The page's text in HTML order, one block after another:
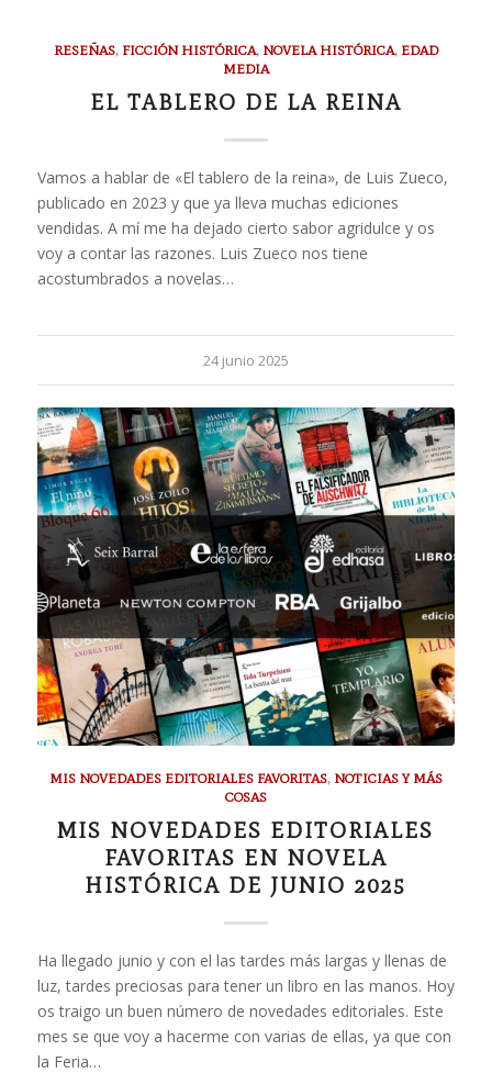
RESEÑAS, FICCIÓN HISTÓRICA, NOVELA HISTÓRICA, EDAD
MEDIA
EL TABLERO DE LA REINA
Vamos a hablar de «El tablero de la reina», de Luis Zueco,
publicado en 2023 y que ya lleva muchas ediciones
vendidas. A mí me ha dejado cierto sabor agridulce y os
voy a contar las razones. Luis Zueco nos tiene
acostumbrados a novelas…
24 junio 2025
MIS NOVEDADES EDITORIALES FAVORITAS, NOTICIAS Y MÁS
COSAS
MIS NOVEDADES EDITORIALES
FAVORITAS EN NOVELA
HISTÓRICA DE JUNIO 2025
Ha llegado junio y con el las tardes más largas y llenas de
luz, tardes preciosas para tener un libro en las manos. Hoy
os traigo un buen número de novedades editoriales. Este
mes se que voy a hacerme con varias de ellas, ya que con
la Feria…